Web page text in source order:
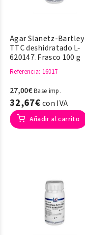
Agar Slanetz-Bartley
TTC deshidratado L-
620147. Frasco 100 g
Referencia: 16017
27,00€Base imp.
32,67€con IVA
Añadir al carrito